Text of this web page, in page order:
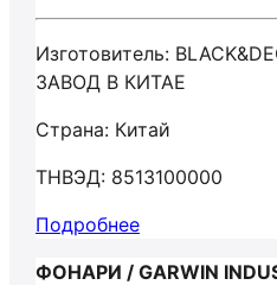
Изготовитель:
ЗАВОД В КИТАЕ
Страна: Китай
ТНВЭД: 8513100000
Подробнее
ФОНАРИ / GARWIN